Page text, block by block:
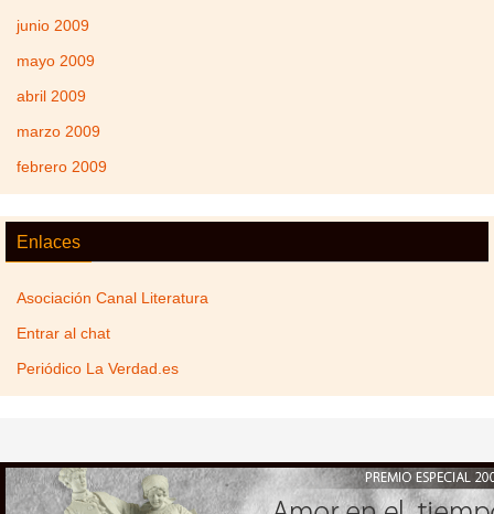
junio 2009
mayo 2009
abril 2009
marzo 2009
febrero 2009
Enlaces
Asociación Canal Literatura
Entrar al chat
Periódico La Verdad.es